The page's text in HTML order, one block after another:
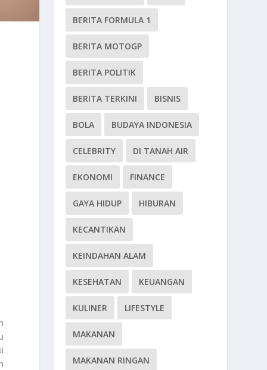
BERITA FORMULA 1
BERITA MOTOGP
BERITA POLITIK
BERITA TERKINI BISNIS
BOLA BUDAYA INDONESIA
CELEBRITY DI TANAH AIR
EKONOMI FINANCE
GAYA HIDUP HIBURAN
KECANTIKAN
KEINDAHAN ALAM
KESEHATAN KEUANGAN
KULINER LIFESTYLE
MAKANAN
MAKANAN RINGAN